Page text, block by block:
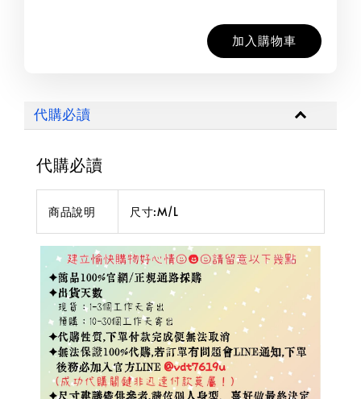
加入購物車
代購必讀
代購必讀
商品說明 尺寸:M/L